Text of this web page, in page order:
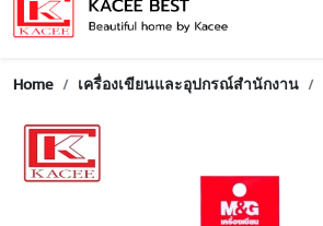
Home เครื่องเขียนและอุปกรณ์สำนักงาน